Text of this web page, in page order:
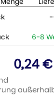
6-8
0,24